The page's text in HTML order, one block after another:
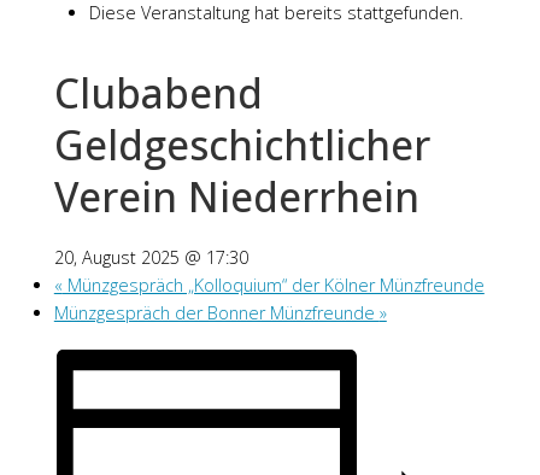
Diese Veranstaltung hat bereits stattgefunden.
Clubabend
Geldgeschichtlicher
Verein Niederrhein
20, August 2025 @ 17:30
« Münzgespräch „Kolloquium“ der Kölner Münzfreunde
Münzgespräch der Bonner Münzfreunde »